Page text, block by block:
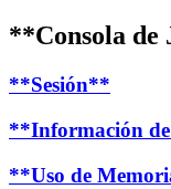
**Consola de
**Sesión**
**Información
**Uso de